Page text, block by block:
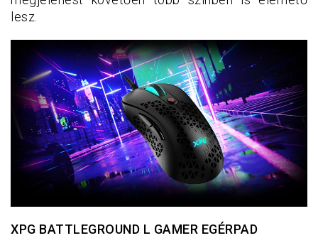
lesz.
XPG BATTLEGROUND L GAMER EGÉRPAD